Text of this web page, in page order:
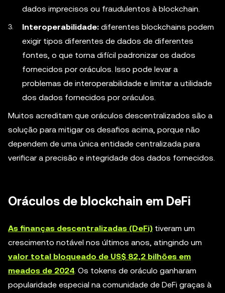
dados imprecisos ou fraudulentos à blockchain.
Interoperabilidade: diferentes blockchains podem
exigir tipos diferentes de dados de diferentes
fontes, o que torna difícil padronizar os dados
fornecidos por oráculos. Isso pode levar a
problemas de interoperabilidade e limitar a utilidade
dos dados fornecidos por oráculos.
Muitos acreditam que oráculos descentralizados são a
solução para mitigar os desafios acima, porque não
dependem de uma única entidade centralizada para
verificar a precisão e integridade dos dados fornecidos.
Oráculos de blockchain em DeFi
As finanças descentralizadas (DeFi) tiveram um
crescimento notável nos últimos anos, atingindo um
valor total bloqueado de US$ 82,2 bilhões em
meados de 2024. Os tokens de oráculo ganharam
popularidade especial na comunidade de DeFi graças à